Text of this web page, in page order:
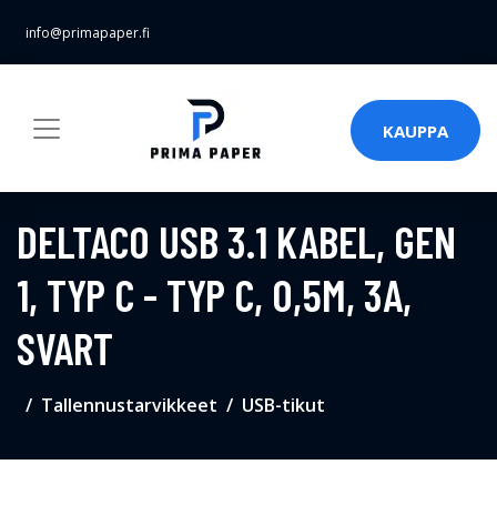
info@primapaper.fi
KAUPPA
DELTACO USB 3.1 KABEL, GEN
1, TYP C - TYP C, 0,5M, 3A,
SVART
Tallennustarvikkeet USB-tikut